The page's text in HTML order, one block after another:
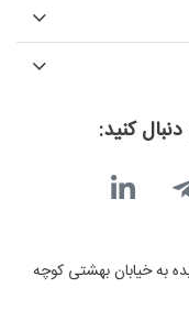
کنید:
به خیابان بهشتی کوچه